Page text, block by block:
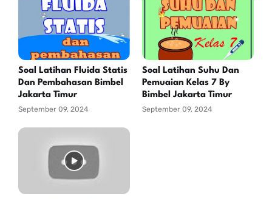
Soal Latihan Fluida Statis
Dan Pembahasan Bimbel
Jakarta Timur
September 09, 2024
Soal Latihan Suhu Dan
Pemuaian Kelas 7 By
Bimbel Jakarta Timur
September 09, 2024